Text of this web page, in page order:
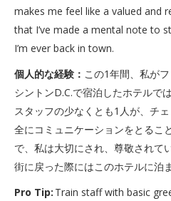
makes me feel like a valued and
that I’ve made a mental note to
I’m ever back in town.
個人的な経験： この1年間、私が
シントンD.C.で宿泊したホテルで
スタッフの少なくとも1人が、チ
全にコミュニケーションをとるこ
で、私は大切にされ、尊敬されて
街に戻った際にはこのホテルに泊
Pro Tip: Train staff with basic